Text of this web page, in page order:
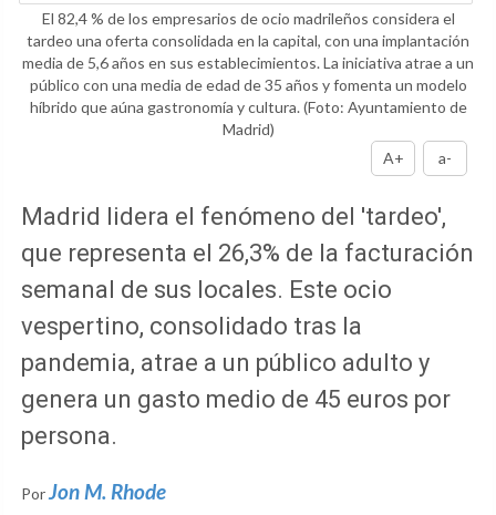
El 82,4 % de los empresarios de ocio madrileños considera el
tardeo una oferta consolidada en la capital, con una implantación
media de 5,6 años en sus establecimientos. La iniciativa atrae a un
público con una media de edad de 35 años y fomenta un modelo
híbrido que aúna gastronomía y cultura.(Foto: Ayuntamiento de
Madrid)
A+
a-
Madrid lidera el fenómeno del 'tardeo',
que representa el 26,3% de la facturación
semanal de sus locales. Este ocio
vespertino, consolidado tras la
pandemia, atrae a un público adulto y
genera un gasto medio de 45 euros por
persona.
PorJon M. Rhode